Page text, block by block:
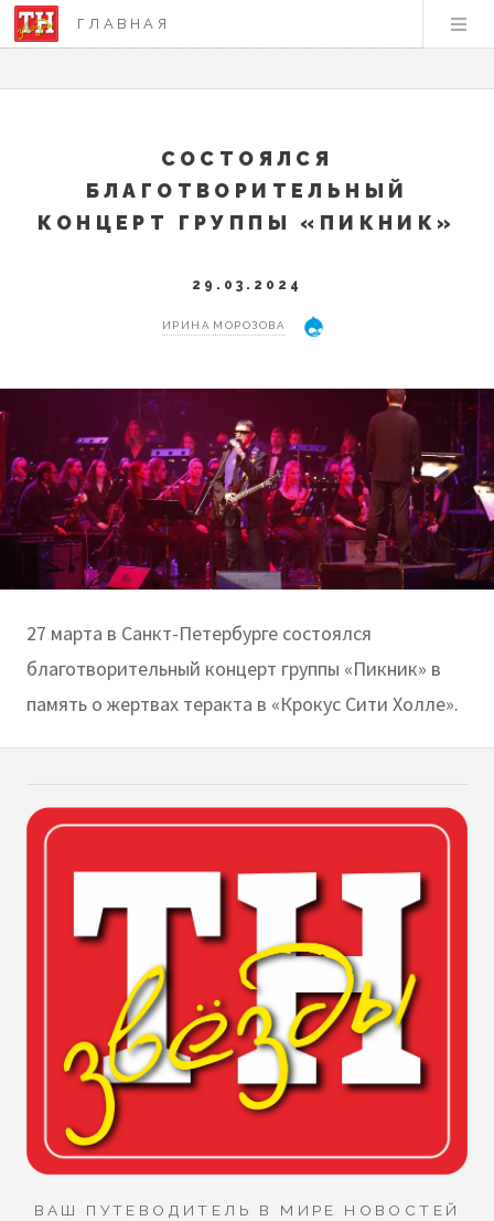
ГЛАВНАЯ
СОСТОЯЛСЯ
БЛАГОТВОРИТЕЛЬНЫЙ
КОНЦЕРТ ГРУППЫ «ПИКНИК»
29.03.2024
ИРИНА МОРОЗОВА
27 марта в Санкт-Петербурге состоялся
благотворительный концерт группы «Пикник» в
память о жертвах теракта в «Крокус Сити Холле».
ВАШ ПУТЕВОДИТЕЛЬ В МИРЕ НОВОСТЕЙ